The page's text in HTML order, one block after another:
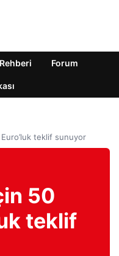
Forum
teklif sunuyor
50
teklif